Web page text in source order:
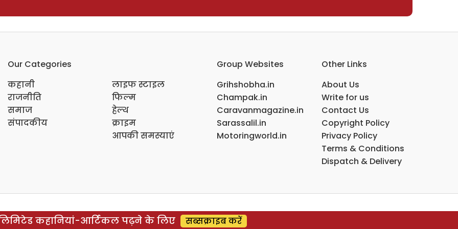
Our Categories
कहानी
राजनीति
समाज
संपादकीय
लाइफ स्टाइल
फिल्म
हेल्थ
क्राइम
आपकी समस्याएं
Group Websites
Grihshobha.in
Champak.in
Caravanmagazine.in
Sarassalil.in
Motoringworld.in
Other Links
About Us
Write for us
Contact Us
Copyright Policy
Privacy Policy
Terms & Conditions
Dispatch & Delivery
कहानियां-आर्टिकल पढ़ने के लिए सब्सक्राइब करें